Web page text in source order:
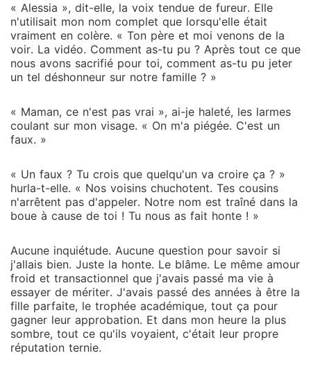
« Alessia », dit-elle, la voix tendue de fureur. Elle
n'utilisait mon nom complet que lorsqu'elle était
vraiment en colère. « Ton père et moi venons de la
voir. La vidéo. Comment as-tu pu ? Après tout ce que
nous avons sacrifié pour toi, comment as-tu pu jeter
un tel déshonneur sur notre famille ? »
« Maman, ce n'est pas vrai », ai-je haleté, les larmes
coulant sur mon visage. « On m'a piégée. C'est un
faux. »
« Un faux ? Tu crois que quelqu'un va croire ça ? »
hurla-t-elle. « Nos voisins chuchotent. Tes cousins
n'arrêtent pas d'appeler. Notre nom est traîné dans la
boue à cause de toi ! Tu nous as fait honte ! »
Aucune inquiétude. Aucune question pour savoir si
j'allais bien. Juste la honte. Le blâme. Le même amour
froid et transactionnel que j'avais passé ma vie à
essayer de mériter. J'avais passé des années à être la
fille parfaite, le trophée académique, tout ça pour
gagner leur approbation. Et dans mon heure la plus
sombre, tout ce qu'ils voyaient, c'était leur propre
réputation ternie.